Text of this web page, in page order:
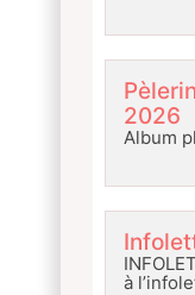
2026
Album
à